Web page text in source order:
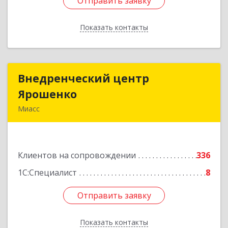
Показать контакты
Назад
Внедренческий центр
Ярошенко
Миасс
Клиентов на сопровождении
336
1С:Специалист
8
Отправить заявку
Показать контакты
Внедренческий центр
Подробнее
Отправить заявку
Назад